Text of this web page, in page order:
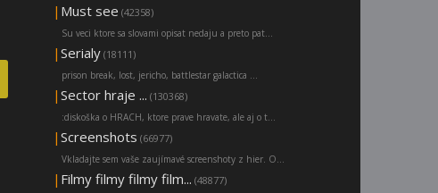
| Must see (42358)
Su veci ktore sa slovami opisat nedaju a preto pat...
| Serialy (18111)
prison break, lost, jericho, battlestar galactica ...
| Sector hraje ... (130368)
:diskoška o HRACH, ktore prave hravate, ale aj o t...
| Screenshots (66977)
Vkladajte sem vaše zaujímavé screenshoty z hier. O...
| Filmy filmy filmy film... (48877)